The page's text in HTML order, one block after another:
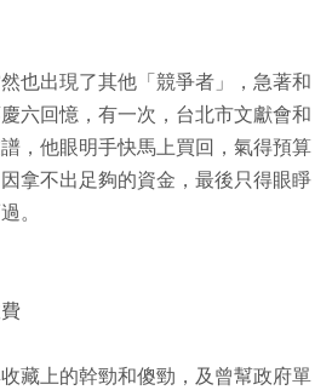
也出現了其他「競爭者」，急著和
六回憶，有一次，台北市文獻會和
，他眼明手快馬上買回，氣得預算
拿不出足夠的資金，最後只得眼睜
。
藏上的幹勁和傻勁，及曾幫政府單